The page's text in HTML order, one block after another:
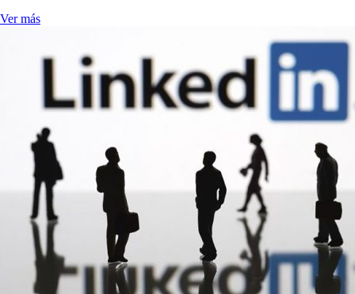
Ver más